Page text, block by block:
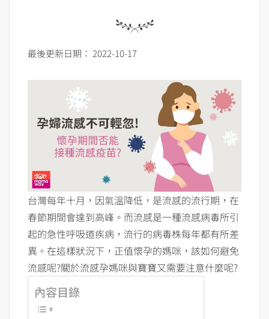
最後更新日期： 2022-10-17
台灣每年十月，因氣溫降低，是流感的流行期，在
春節期間會達到高峰。而流感是一種流感病毒所引
起的急性呼吸道疾病，流行的病毒株每年都有所差
異。在這樣狀況下，正值懷孕的媽咪，該如何避免
流感呢?關於流感孕媽咪與寶寶又需要注意什麼呢?
內容目錄